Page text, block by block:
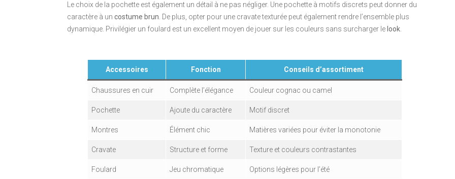
Le choix de la pochette est également un détail à ne pas négliger. Une pochette à motifs discrets peut donner du
caractère à un costume brun . De plus, opter pour une cravate texturée peut également rendre l’ensemble plus
dynamique. Privilégier un foulard est un excellent moyen de jouer sur les couleurs sans surcharger le look
Accessoires Fonction Conseils d’assortiment
Chaussures en cuir Complète l’élégance Couleur cognac ou camel
Pochette Ajoute du caractère Motif discret
Montres Élément chic Matières variées pour éviter la monotonie
Cravate Structure et forme Texture et couleurs contrastantes
Foulard Jeu chromatique Options légères pour l’été